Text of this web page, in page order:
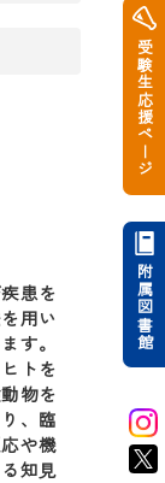
患を
用い
す。
トを
物を
、臨
や機
知見
受験生応援ページ
附属図書館